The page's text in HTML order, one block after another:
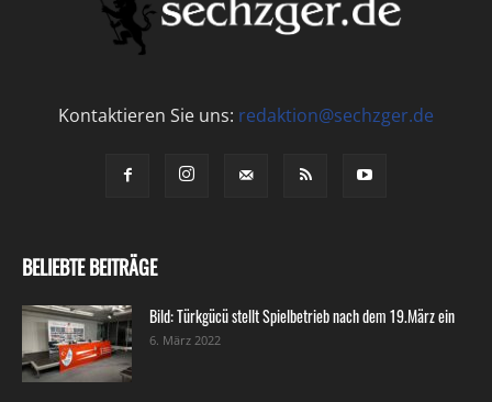
Kontaktieren Sie uns: redaktion@sechzger.de
BELIEBTE BEITRÄGE
Bild: Türkgücü stellt Spielbetrieb nach dem 19.März ein
6. März 2022